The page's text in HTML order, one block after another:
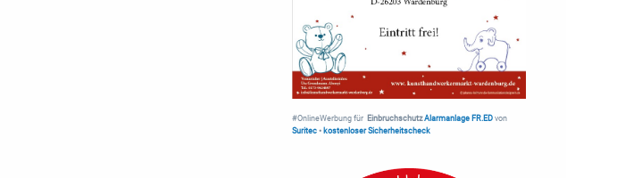
#OnlineWerbung für Einbruchschutz Alarmanlage FR.ED von
Suritec• kostenloser Sicherheitscheck